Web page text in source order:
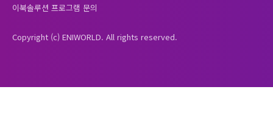
이북솔루션 프로그램 문의
Copyright (c) ENIWORLD. All rights reserved.